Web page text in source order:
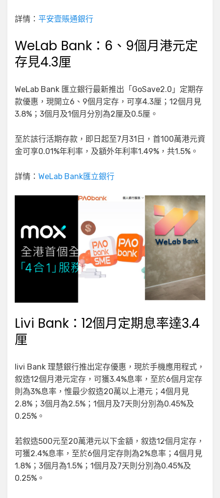
詳情： 平安壹賬通銀行
WeLab Bank：6、9個月港元定
存見4.3厘
WeLab Bank 匯立銀行最新推出「GoSave2.0」定期存
款優惠，現開立6、9個月定存，可享4.3厘；12個月見
3.8%；3個月及1個月分別為2厘及0.5厘。
至於該行活期存款，即日起至7月31日，首100萬港元資
金可享0.01%年利率，及額外年利率1.49%，共1.5%。
詳情： WeLab Bank匯立銀行
Livi Bank：12個月定期息率達3.4
厘
livi Bank 理慧銀行推出定存優惠，現於手機應用程式，
叙造12個月港元定存，可獲3.4%息率，至於6個月定存
則為3%息率，惟最少叙造20萬以上港元；4個月見
2.8%；3個月為2.5%；1個月及7天則分別為0.45%及
0.25%。
若叙造500元至20萬港元以下金額，叙造12個月定存，
可獲2.4%息率，至於6個月定存則為2%息率；4個月見
1.8%；3個月為1.5%；1個月及7天則分別為0.45%及
0.25%。